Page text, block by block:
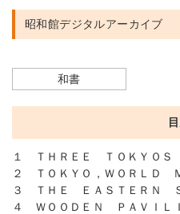
昭和館デジタルアーカイブ
和書
１ ＴＨＲＥＥ ＴＯＫＹＯ
２ ＴＯＫＹＯ，ＷＯＲＬＤ
３ ＴＨＥ ＥＡＳＴＥＲＮ
４ ＷＯＯＤＥＮ ＰＡＶＩ